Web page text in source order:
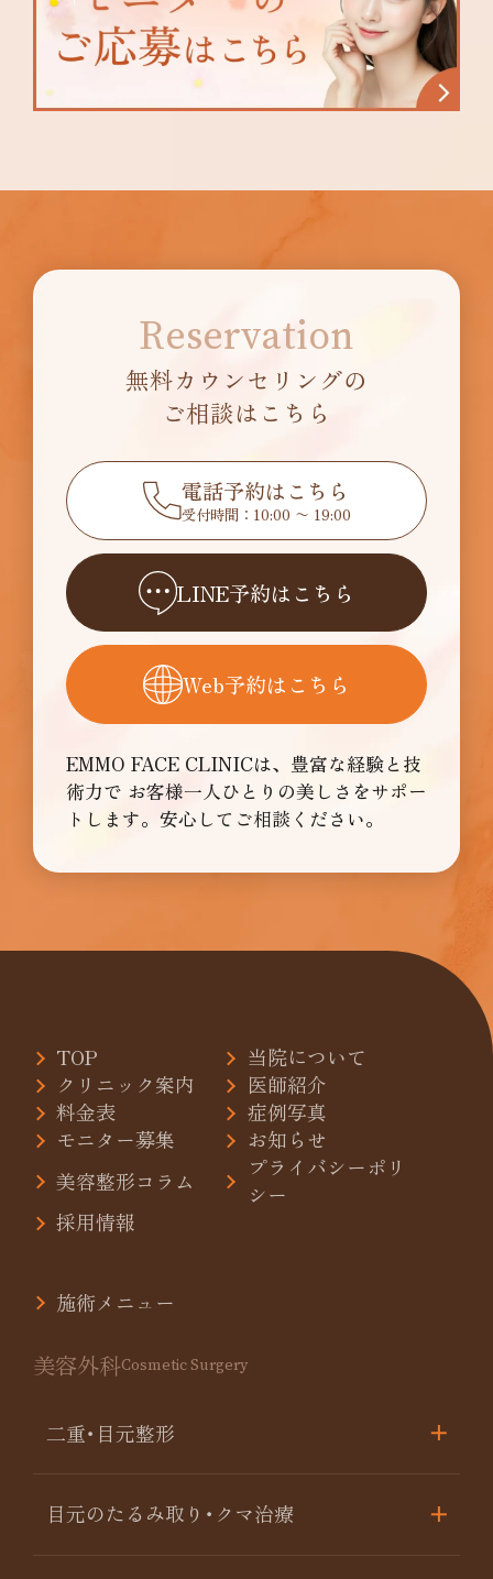
Reservation
無料カウンセリングの
ご相談はこちら
電話予約はこちら
受付時間：10:00 〜 19:00
LINE予約はこちら
Web予約はこちら
EMMO FACE CLINICは、豊富な経験と技
術力で お客様一人ひとりの美しさをサポー
トします。安心してご相談ください。
TOP
当院について
クリニック案内
医師紹介
料金表
症例写真
モニター募集
お知らせ
美容整形コラム
プライバシーポリ
シー
採用情報
施術メニュー
美容外科Cosmetic Surgery
二重･目元整形
目元のたるみ取り･クマ治療